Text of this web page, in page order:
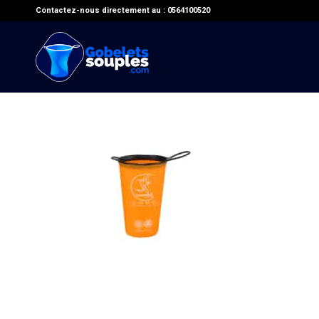
Contactez-nous directement au : 0564100520